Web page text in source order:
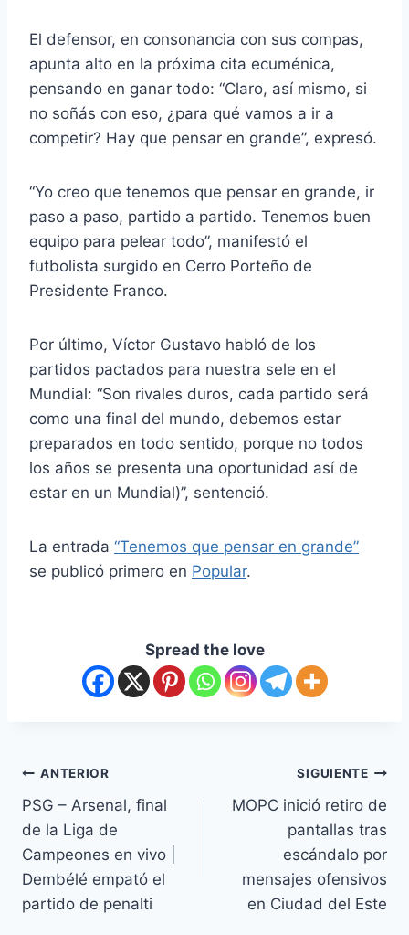
El defensor, en consonancia con sus compas,
apunta alto en la próxima cita ecuménica,
pensando en ganar todo: “Claro, así mismo, si
no soñás con eso, ¿para qué vamos a ir a
competir? Hay que pensar en grande”, expresó.
“Yo creo que tenemos que pensar en grande, ir
paso a paso, partido a partido. Tenemos buen
equipo para pelear todo”, manifestó el
futbolista surgido en Cerro Porteño de
Presidente Franco.
Por último, Víctor Gustavo habló de los
partidos pactados para nuestra sele en el
Mundial: “Son rivales duros, cada partido será
como una final del mundo, debemos estar
preparados en todo sentido, porque no todos
los años se presenta una oportunidad así de
estar en un Mundial)”, sentenció.
La entrada “Tenemos que pensar en grande”
se publicó primero en Popular.
Spread the love
ANTERIOR
PSG – Arsenal, final
de la Liga de
Campeones en vivo |
Dembélé empató el
partido de penalti
SIGUIENTE
MOPC inició retiro de
pantallas tras
escándalo por
mensajes ofensivos
en Ciudad del Este